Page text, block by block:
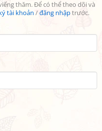
thăm. Để có thể theo dõi và
tài khoản /đăng nhậptrước.